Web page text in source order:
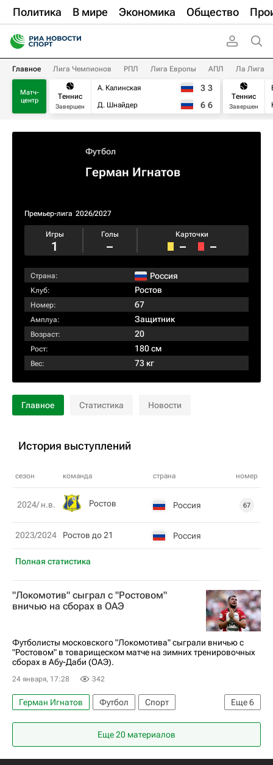
Политика В мире Экономика Общество
Главное Лига Чемпионов РПЛ Лига Европы АПЛ Ла Лига
Матч-
центр
Теннис
Завершен
А. Калинская
Д. Шнайдер
3 3
6 6
Теннис
Завершен
Футбол
Герман Игнатов
Премьер-лига 2026/2027
Игры
1
Голы
–
Карточки
– –
Страна: Россия
Клуб: Ростов
Номер: 67
Амплуа: Защитник
Возраст: 20
Рост: 180 см
Вес: 73 кг
Главное Статистика Новости
История выступлений
сезон команда страна номер
Полная статистика
2024/ н.в. Ростов Россия 67
2023/2024 Ростов до 21 Россия
"Локомотив" сыграл с "Ростовом"
вничью на сборах в ОАЭ
Футболисты московского "Локомотива" сыграли вничью с
"Ростовом" в товарищеском матче на зимних тренировочных
сборах в Абу-Даби (ОАЭ).
24 января, 17:28 342
Еще6
Герман Игнатов Футбол
Спорт
Абу-Даби
ОАЭ
Николай Комличенко
Локомотив (Москва)
Ростов
РПЛ 2026-2027 (Чемпионат России по футболу)
Еще 20 материалов